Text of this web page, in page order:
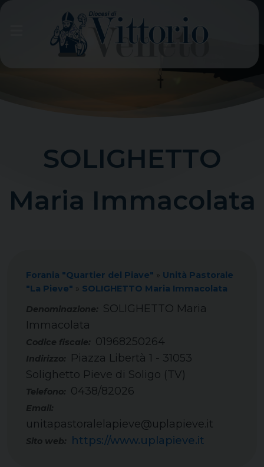
SOLIGHETTO
Maria Immacolata
Forania "Quartier del Piave" » Unità Pastorale
"La Pieve" » SOLIGHETTO Maria Immacolata
SOLIGHETTO Maria
Immacolata
Codice fiscale: 01968250264
Telefono: 0438/82026
Email:
unitapastoralelapieve@uplapieve.it
Sito web: https://www.uplapieve.it
Indirizzo:
Piazza Libertà 1 - 31053
Solighetto Pieve di Soligo (TV)